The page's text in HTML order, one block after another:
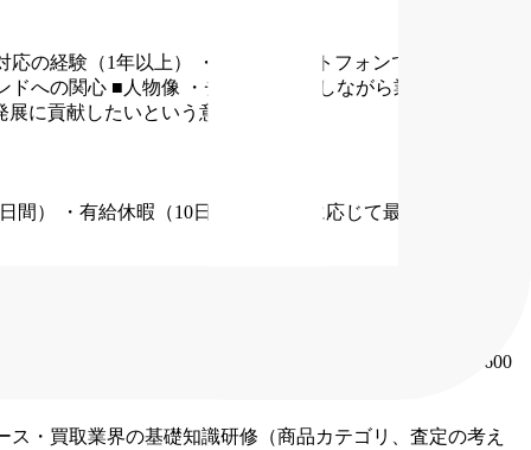
の経験（1年以上）
・PCやスマートフォンでの基本的な
ドへの関心 ■人物像
・チームで協力しながら業務を進める
に貢献したいという意欲のある方
間） ・有給休暇（10日〜勤続年数に応じて最大20日）
・1年目：400万円〜600
ス・買取業界の基礎知識研修（商品カテゴリ、査定の考え